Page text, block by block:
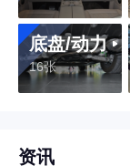
底盘/动力
16张
资讯